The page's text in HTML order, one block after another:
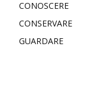
CONOSCERE
CONSERVARE
GUARDARE